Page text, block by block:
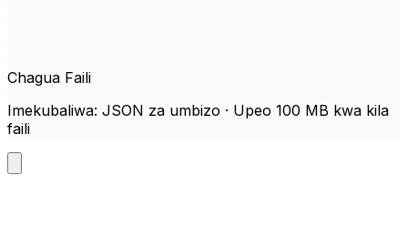
Chagua Faili
Imekubaliwa: JSON za umbizo · Upeo 100 MB kwa kila
faili